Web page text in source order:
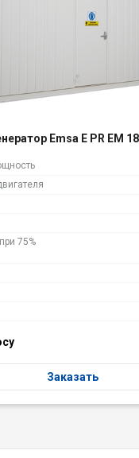
Emsa E PR EM
75%
Заказать